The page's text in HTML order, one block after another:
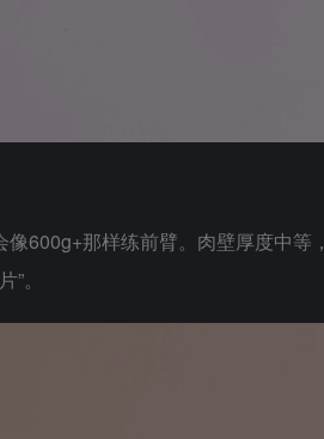
600g+那样练前臂。肉壁厚度中等，
。